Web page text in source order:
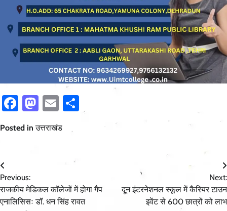
Facebook
Mastodon
Email
Posted inउत्तराखंड
Post
navigation
Previous:
राजकीय मेडिकल कॉलेजों में होगा गैप
एनालिसिसः डॉ. धन सिंह रावत
Next:
दून इंटरनेशनल स्कूल में कैरियर टाउन
इवेंट से 600 छात्रों को लाभ